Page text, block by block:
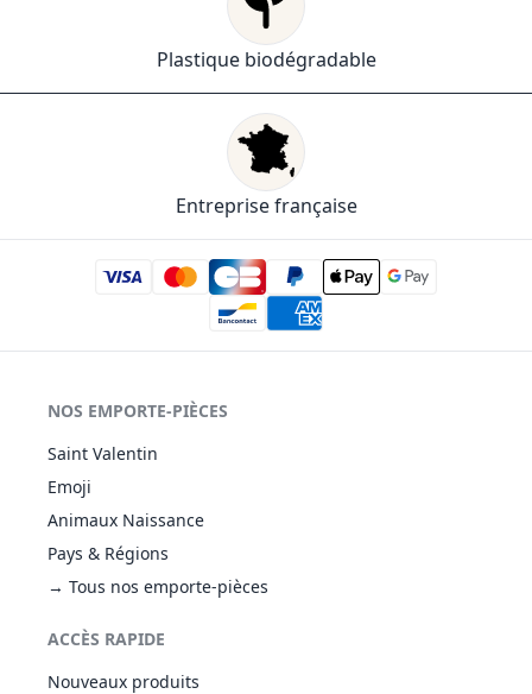
Plastique biodégradable
Entreprise française
NOS EMPORTE-PIÈCES
Saint Valentin
Emoji
Animaux Naissance
Pays & Régions
→ Tous nos emporte-pièces
ACCÈS RAPIDE
Nouveaux produits